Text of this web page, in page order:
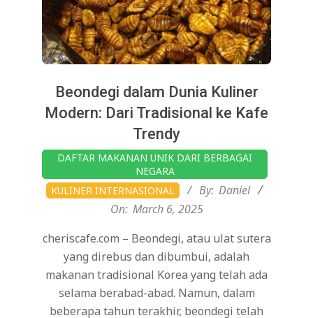
Beondegi dalam Dunia Kuliner
Modern: Dari Tradisional ke Kafe
Trendy
2025-
06
DAFTAR MAKANAN UNIK DARI BERBAGAI
NEGARA
KULINER INTERNASIONAL
By: Daniel
On: March 6, 2025
cheriscafe.com – Beondegi, atau ulat sutera
yang direbus dan dibumbui, adalah
makanan tradisional Korea yang telah ada
selama berabad-abad. Namun, dalam
beberapa tahun terakhir, beondegi telah